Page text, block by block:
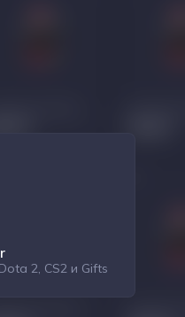
2, CS2 и Gifts